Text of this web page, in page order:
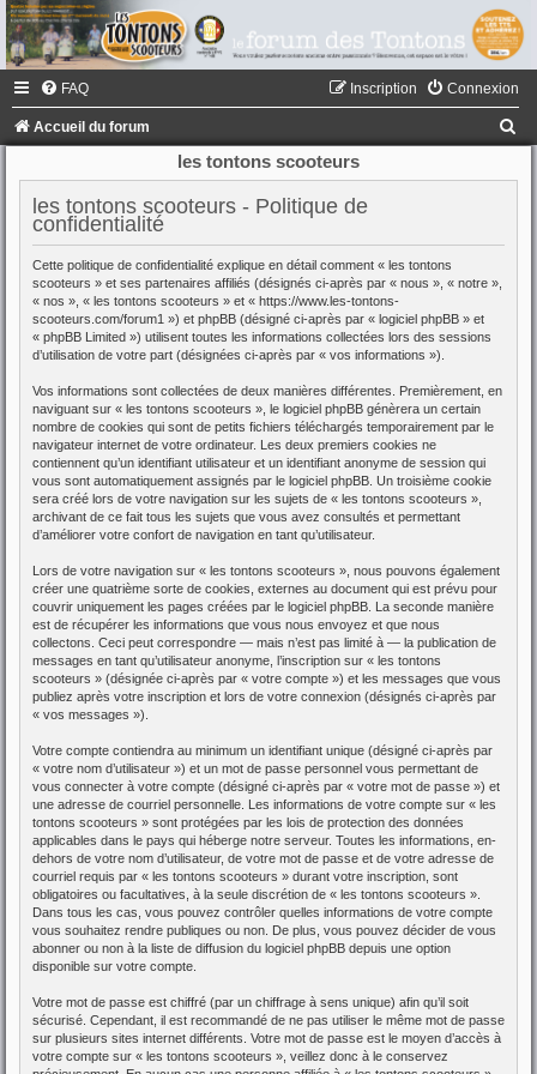
FAQ Connexion
Inscription
Accueil du forum
les tontons scooteurs
les tontons scooteurs - Politique de
confidentialité
Cette politique de confidentialité explique en détail comment « les tontons
scooteurs » et ses partenaires affiliés (désignés ci-après par « nous », « notre »,
« nos », « les tontons scooteurs » et « https://www.les-tontons-
scooteurs.com/forum1 ») et phpBB (désigné ci-après par « logiciel phpBB » et
« phpBB Limited ») utilisent toutes les informations collectées lors des sessions
d’utilisation de votre part (désignées ci-après par « vos informations »).
Vos informations sont collectées de deux manières différentes. Premièrement, en
naviguant sur « les tontons scooteurs », le logiciel phpBB génèrera un certain
nombre de cookies qui sont de petits fichiers téléchargés temporairement par le
navigateur internet de votre ordinateur. Les deux premiers cookies ne
contiennent qu’un identifiant utilisateur et un identifiant anonyme de session qui
vous sont automatiquement assignés par le logiciel phpBB. Un troisième cookie
sera créé lors de votre navigation sur les sujets de « les tontons scooteurs »,
archivant de ce fait tous les sujets que vous avez consultés et permettant
d’améliorer votre confort de navigation en tant qu’utilisateur.
Lors de votre navigation sur « les tontons scooteurs », nous pouvons également
créer une quatrième sorte de cookies, externes au document qui est prévu pour
couvrir uniquement les pages créées par le logiciel phpBB. La seconde manière
est de récupérer les informations que vous nous envoyez et que nous
collectons. Ceci peut correspondre — mais n’est pas limité à — la publication de
messages en tant qu’utilisateur anonyme, l’inscription sur « les tontons
scooteurs » (désignée ci-après par « votre compte ») et les messages que vous
publiez après votre inscription et lors de votre connexion (désignés ci-après par
« vos messages »).
Votre compte contiendra au minimum un identifiant unique (désigné ci-après par
« votre nom d’utilisateur ») et un mot de passe personnel vous permettant de
vous connecter à votre compte (désigné ci-après par « votre mot de passe ») et
une adresse de courriel personnelle. Les informations de votre compte sur « les
tontons scooteurs » sont protégées par les lois de protection des données
applicables dans le pays qui héberge notre serveur. Toutes les informations, en-
dehors de votre nom d’utilisateur, de votre mot de passe et de votre adresse de
courriel requis par « les tontons scooteurs » durant votre inscription, sont
obligatoires ou facultatives, à la seule discrétion de « les tontons scooteurs ».
Dans tous les cas, vous pouvez contrôler quelles informations de votre compte
vous souhaitez rendre publiques ou non. De plus, vous pouvez décider de vous
abonner ou non à la liste de diffusion du logiciel phpBB depuis une option
disponible sur votre compte.
Votre mot de passe est chiffré (par un chiffrage à sens unique) afin qu’il soit
sécurisé. Cependant, il est recommandé de ne pas utiliser le même mot de passe
sur plusieurs sites internet différents. Votre mot de passe est le moyen d’accès à
votre compte sur « les tontons scooteurs », veillez donc à le conservez